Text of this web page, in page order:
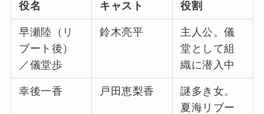
役名 キャスト 役割
早瀬陸（リ
ブート後）
／儀堂歩
鈴木亮平
主人公。儀
堂として組
織に潜入中
幸後一香 戸田恵梨香
謎多き女。
夏海リブー